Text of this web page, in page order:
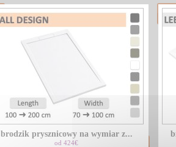
brodzik prysznicowy na wymiar z...
od 424€